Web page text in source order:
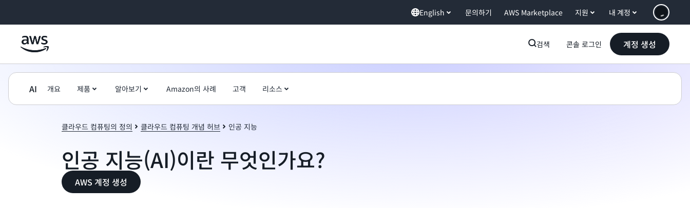
English 문의하기 AWS Marketplace 지원 내 계정
검색 콘솔 로그인 계정 생성
AI 개요 제품 알아보기 Amazon의 사례 고객 리소스
클라우드 컴퓨팅의 정의 클라우드 컴퓨팅 개념 허브 인공 지능
인공 지능(AI)이란 무엇인가요?
AWS 계정 생성